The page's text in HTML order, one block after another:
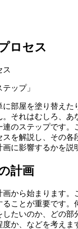
ロセス
ップ」
に部屋を塗り替えた
。それはむしろ、あ
のステップです。
を解説し、その各
に影響するかを説
計画
画から始まります。
ることが重要です。
たいのか、どの部
度か、などを考えま